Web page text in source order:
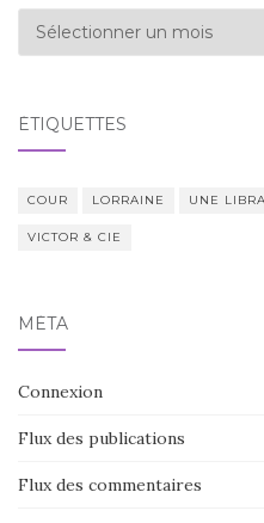
Archives
ÉTIQUETTES
COUR LORRAINE UNE
VICTOR & CIE
MÉTA
Connexion
Flux des publications
Flux des commentaires